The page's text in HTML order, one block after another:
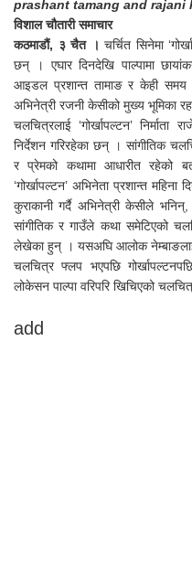
prashant tamang and rajani
विशाल चौतारी समाचार
कठमाडौं, ३ चैत । चर्चित सिनेमा
छन् । एघार दिनदेखि पाल्पामा
आइडल प्रशान्त तामाङ र केही समय
अभिनेत्री रजनी केसीको मुख्य भूमिका
चलचित्रलाई ‘गोर्खापल्टन’
निर्देशन गरिरहेका छन् । सांगीतिक
र प्रेमको कथामा आधारीत रहेको
‘गोर्खापल्टन’ अभिनेता प्रशान्त महिना
कुराकानी गर्दै अभिनेत्री केसीले
सांगीतिक र गाउँले कथा समेटिएको
लेखेका हुन् । यसअघि आलोक
चलचित्र फ्लप भएपछि
लोकेसन पाल्पा वरिपरि खिचिएको
add